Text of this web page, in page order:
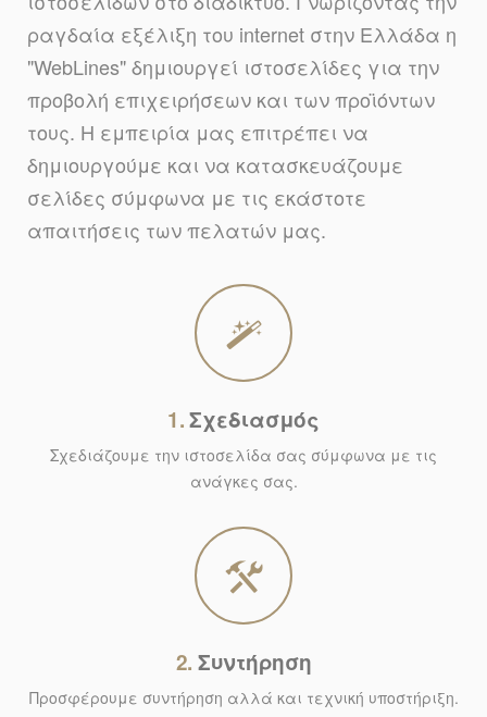
ραγδαία εξέλιξη του internet στην Ελλάδα η
"WebLines" δημιουργεί ιστοσελίδες για την
προβολή επιχειρήσεων και των προϊόντων
τους. Η εμπειρία μας επιτρέπει να
δημιουργούμε και να κατασκευάζουμε
σελίδες σύμφωνα με τις εκάστοτε
απαιτήσεις των πελατών μας.
1.Σχεδιασμός
Σχεδιάζουμε την ιστοσελίδα σας σύμφωνα με τις
ανάγκες σας.
2. Συντήρηση
Προσφέρουμε συντήρηση αλλά και τεχνική υποστήριξη.